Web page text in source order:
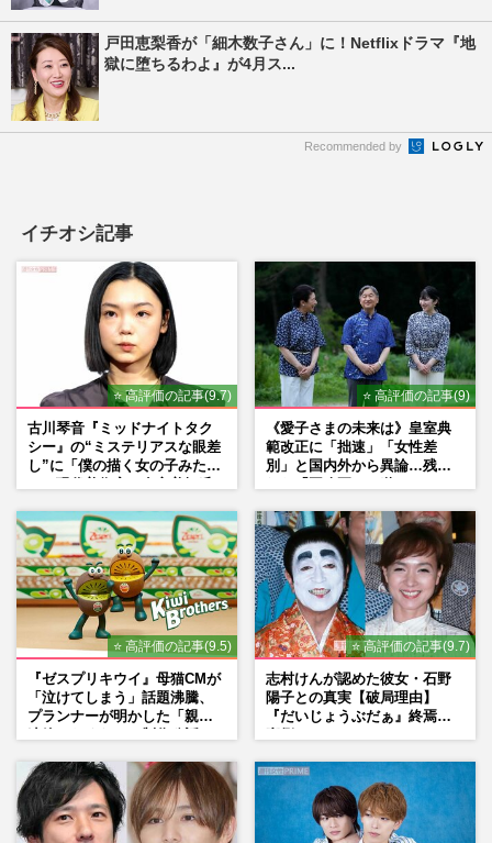
戸田恵梨香が「細木数子さん」に！Netflixドラマ『地
獄に堕ちるわよ』が4月ス...
Recommended by
イチオシ記事
⭐ 高評価の記事(9.7)
古川琴音『ミッドナイトタク
シー』の“ミステリアスな眼差
し”に「僕の描く女の子みた
⭐ 高評価の記事(9)
《愛子さまの未来は》皇室典
範改正に「拙速」「女性差
別」と国内外から異論…残さ
⭐ 高評価の記事(9.5)
『ゼスプリキウイ』母猫CMが
「泣けてしまう」話題沸騰、
プランナーが明かした「親に
⭐ 高評価の記事(9.7)
志村けんが認めた彼女・石野
陽子との真実【破局理由】
『だいじょうぶだぁ』終焉の